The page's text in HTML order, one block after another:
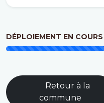
DÉPLOIEMENT EN COURS
Retour à la
commune